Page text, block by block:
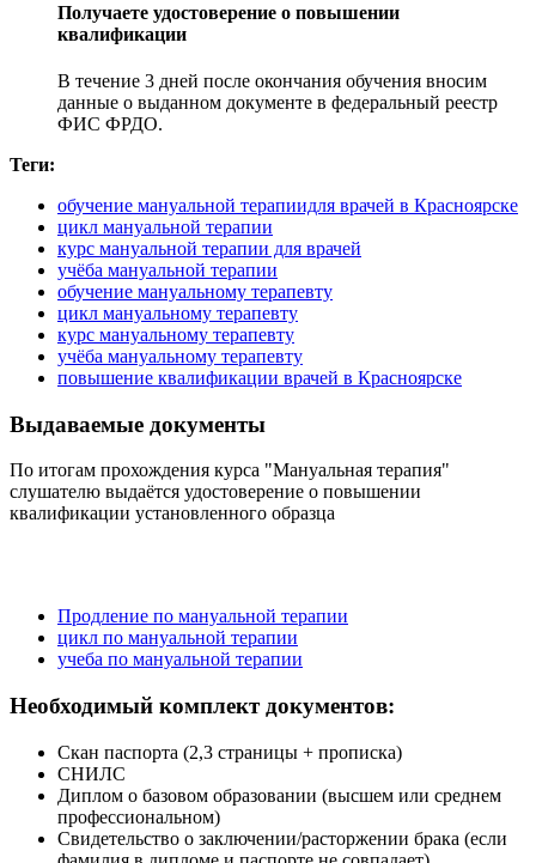
Получаете удостоверение о повышении
квалификации
В течение 3 дней после окончания обучения вносим
данные о выданном документе в федеральный реестр
ФИС ФРДО.
Теги:
обучение мануальной терапиидля врачей в Красноярске
цикл мануальной терапии
курс мануальной терапии для врачей
учёба мануальной терапии
обучение мануальному терапевту
цикл мануальному терапевту
курс мануальному терапевту
учёба мануальному терапевту
повышение квалификации врачей в Красноярске
Выдаваемые документы
По итогам прохождения курса "Мануальная терапия"
слушателю выдаётся удостоверение о повышении
квалификации установленного образца
Продление по мануальной терапии
цикл по мануальной терапии
учеба по мануальной терапии
Необходимый комплект документов:
Скан паспорта (2,3 страницы + прописка)
СНИЛС
Диплом о базовом образовании (высшем или среднем
профессиональном)
Свидетельство о заключении/расторжении брака (если